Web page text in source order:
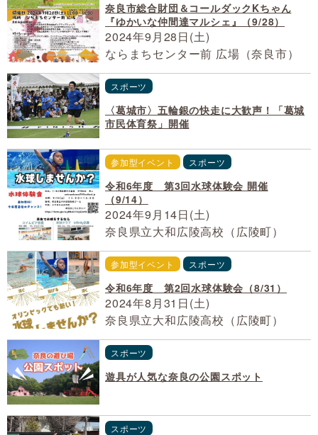
奈良市総合財団＆コールダックKちゃん
『ゆかいな仲間達マルシェ』（9/28）
2024年9月28日(土)
ならまちセンター前 広場（奈良市）
スポーツ
〈葛城市〉五輪銀の快走に大歓声！「葛城
市民体育祭」開催
参加型イベント スポーツ
令和6年度 第3回水球体験会 開催
（9/14）
2024年9月14日(土)
奈良県立大和広陵高校（広陵町）
参加型イベント スポーツ
令和6年度 第2回水球体験会（8/31）
2024年8月31日(土)
奈良県立大和広陵高校（広陵町）
スポーツ
遊具が人気な奈良の公園スポット
スポーツ